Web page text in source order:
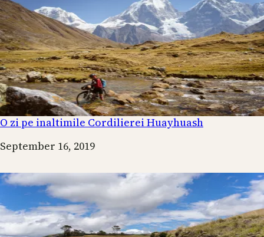
O zi pe inaltimile Cordilierei Huayhuash
Date
September 16, 2019